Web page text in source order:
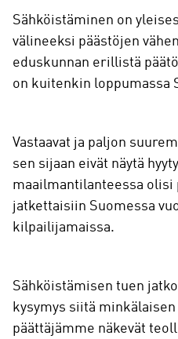
Sähköistäminen on
välineeksi päästöjen
eduskunnan erillistä
on kuitenkin loppumassa
Vastaavat ja paljon
sen sijaan eivät näytä
maailmantilanteessa olisi
jatkettaisiin Suomessa
kilpailijamaissa.
Sähköistämisen tuen
kysymys siitä
päättäjämme näkevät